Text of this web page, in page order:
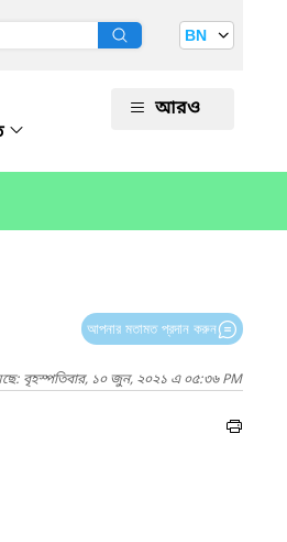
BN
আরও
আপনার মতামত প্রদান করুন
বৃহস্পতিবার, ১০ জুন, ২০২১ এ ০৫:৩৬ PM